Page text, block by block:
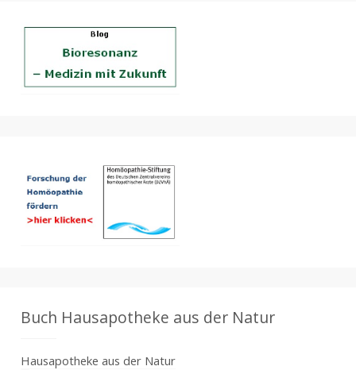
Buch Hausapotheke aus der Natur
Hausapotheke aus der Natur